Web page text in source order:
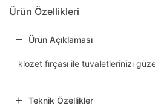
Ürün Özellikleri
Ürün Açıklaması
klozet fırçası ile tuvaletlerinizi
Teknik Özellikler